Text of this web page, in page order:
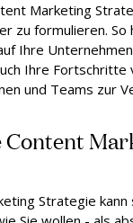
Marketing
zu formulieren. So
Ihre
Ihre Fortschritte
und Teams zur
Content
Strategie